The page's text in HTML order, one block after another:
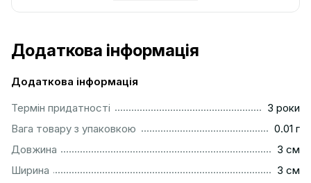
Додаткова інформація
Додаткова інформація
Термін придатності
3 роки
Вага товару з упаковкою
0.01 г
Довжина
3 см
Ширина
3 см